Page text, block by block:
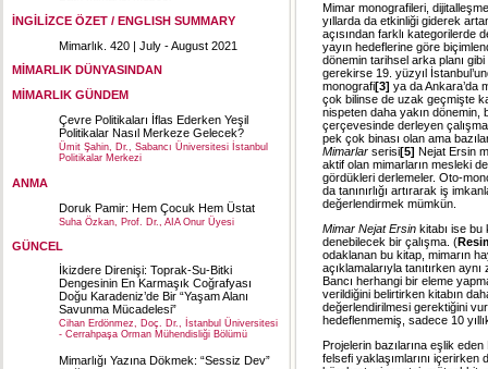
İNGİLİZCE ÖZET / ENGLISH SUMMARY
Mimarlık. 420 | July - August 2021
MİMARLIK DÜNYASINDAN
MİMARLIK GÜNDEM
Çevre Politikaları İflas Ederken Yeşil
Politikalar Nasıl Merkeze Gelecek?
Ümit Şahin, Dr., Sabancı Üniversitesi İstanbul
Politikalar Merkezi
ANMA
Doruk Pamir: Hem Çocuk Hem Üstat
Suha Özkan, Prof. Dr., AIA Onur Üyesi
GÜNCEL
İkizdere Direnişi: Toprak-Su-Bitki
Dengesinin En Karmaşık Coğrafyası
Doğu Karadeniz’de Bir “Yaşam Alanı
Savunma Mücadelesi”
Cihan Erdönmez, Doç. Dr., İstanbul Üniversitesi
- Cerrahpaşa Orman Mühendisliği Bölümü
Mimarlığı Yazına Dökmek: “Sessiz Dev”
Mimar monografileri,
yıllarda da etkinliği giderek
açısından farklı kategorilerde
yayın hedeflerine göre
dönemin tarihsel arka planı
gerekirse 19. yüzyıl
monografi[3] ya da Ankara’da
çok bilinse de uzak geçmişte
nispeten daha yakın dönemin,
çerçevesinde derleyen
pek çok binası olan ama
Mimarlar serisi[5] Nejat Ersin
aktif olan mimarların mesleki
gördükleri derlemeler. Oto-
da tanınırlığı artırarak iş
değerlendirmek mümkün.
Mimar Nejat Ersin kitabı ise
denebilecek bir çalışma. (
odaklanan bu kitap, mimarın
açıklamalarıyla tanıtırken
Bancı herhangi bir eleme
verildiğini belirtirken kitabın
değerlendirilmesi gerektiğini
hedeflenmemiş, sadece 10
Projelerin bazılarına eşlik
felsefi yaklaşımlarını